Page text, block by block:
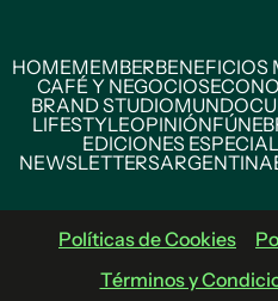
HOMEMEMBERBENEFICIOS
CAFÉ Y NEGOCIOS
BRAND STUDIOMUNDO
LIFESTYLEOPINIÓN
EDICIONES
NEWSLETTERSARGENTINA
Políticas de Cookies
Términos y